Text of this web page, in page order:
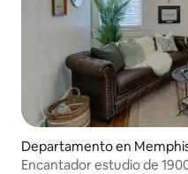
Departamento en
Encantador estudio de